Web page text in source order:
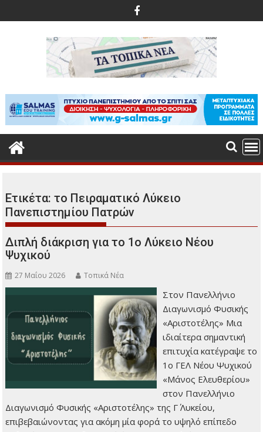
στο
περιεχόμενο
Ετικέτα:το Πειραματικό Λύκειο
Πανεπιστημίου Πατρών
Διπλή διάκριση για το 1ο Λύκειο Νέου
Ψυχικού
27 Μαΐου 2026 Τοπικά Νέα
Στον Πανελλήνιο
Διαγωνισμό Φυσικής
«Αριστοτέλης» Μια
ιδιαίτερα σημαντική
επιτυχία κατέγραψε το
1ο ΓΕΛ Νέου Ψυχικού
«Μάνος Ελευθερίου»
στον Πανελλήνιο
Διαγωνισμό Φυσικής «Αριστοτέλης» της Γ΄ Λυκείου,
επιβεβαιώνοντας για ακόμη μία φορά το υψηλό επίπεδο